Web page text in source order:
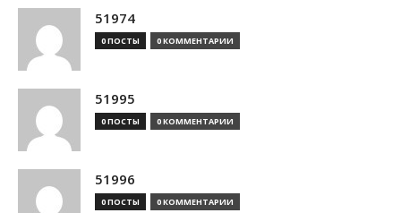
51974
0 ПОСТЫ 0 КОММЕНТАРИИ
51995
0 ПОСТЫ 0 КОММЕНТАРИИ
51996
0 ПОСТЫ 0 КОММЕНТАРИИ